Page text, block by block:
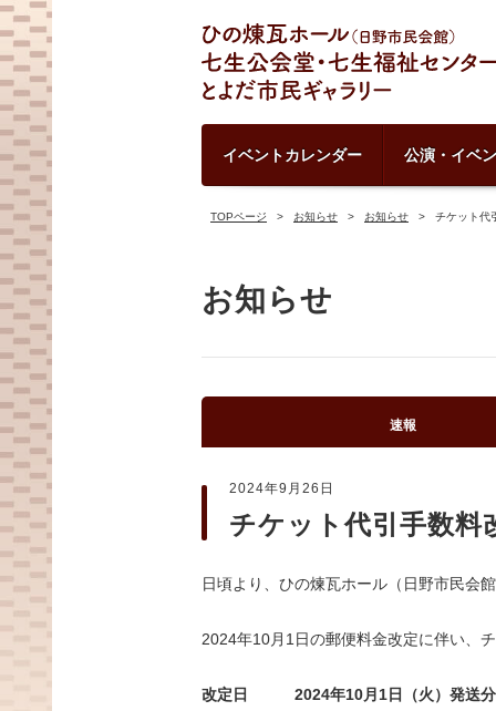
イベントカレンダー 公演・イベ
TOPページ お知らせ お知らせ チケット代
お知らせ
速報
2024年9月26日
チケット代引手数料
日頃より、ひの煉瓦ホール（日野市民会
2024年10月1日の郵便料金改定に伴い、
改定日 2024年10月1日（火）発送分